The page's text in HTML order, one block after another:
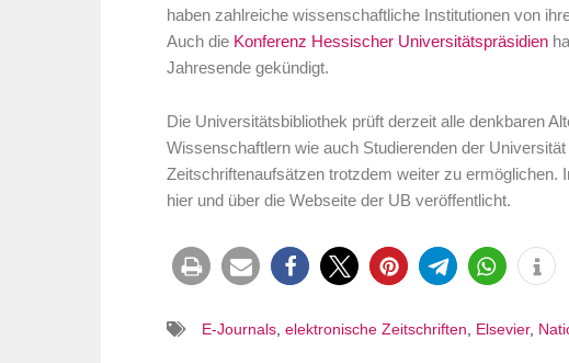
haben zahlreiche wissenschaftliche Institutionen von
Auch die Konferenz Hessischer Universitätspräsidien
Jahresende gekündigt.
Die Universitätsbibliothek prüft derzeit alle denkbaren
Wissenschaftlern wie auch Studierenden der
Zeitschriftenaufsätzen trotzdem weiter zu ermöglichen.
hier und über die Webseite der UB veröffentlicht.
E-Journals, elektronische Zeitschriften, Elsevier,